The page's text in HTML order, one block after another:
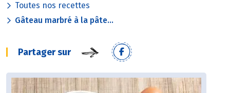
Toutes nos recettes
Gâteau marbré à la pâte...
Partager sur